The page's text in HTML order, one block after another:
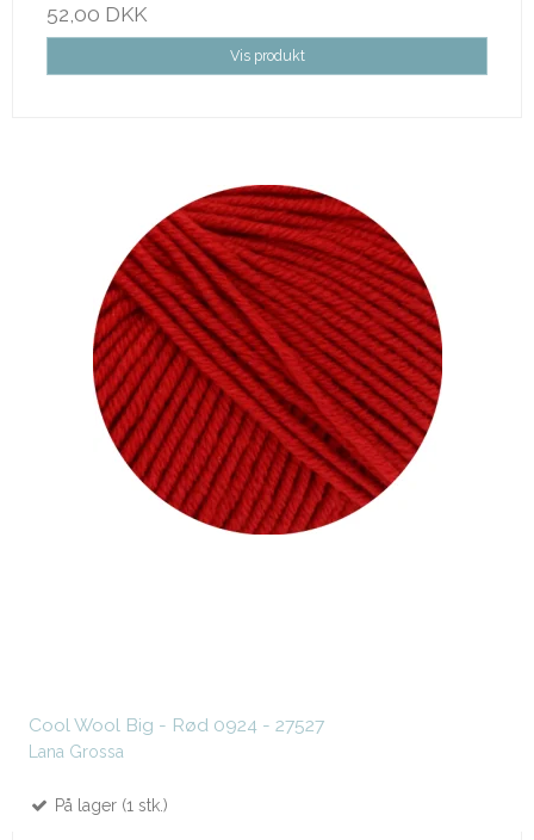
52,00 DKK
Vis produkt
Cool Wool Big - Rød 0924 - 27527
Lana Grossa
På lager (1 stk.)